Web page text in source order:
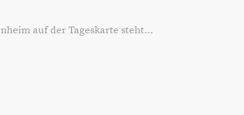
auf der Tageskarte steht...